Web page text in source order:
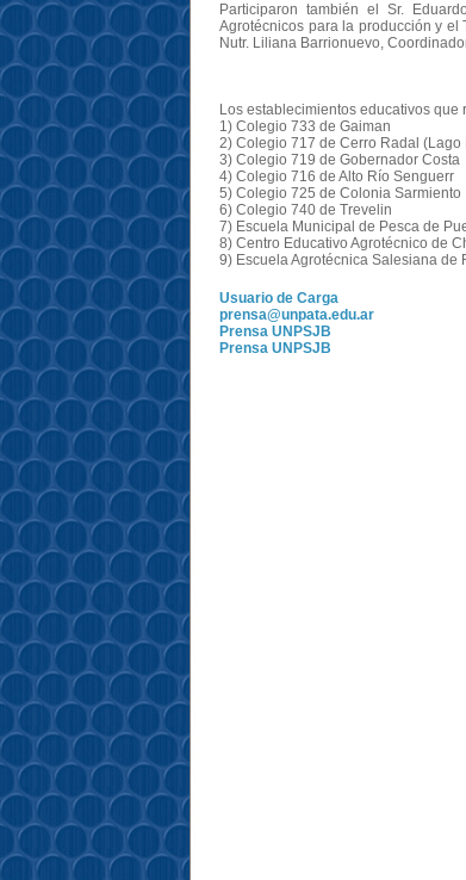
Participaron también el Sr.
Agrotécnicos para la producción y el
Nutr. Liliana Barrionuevo,
Los establecimientos educativos
1) Colegio 733 de Gaiman
2) Colegio 717 de Cerro Radal (Lago
3) Colegio 719 de Gobernador Costa
4) Colegio 716 de Alto Río Senguerr
5) Colegio 725 de Colonia Sarmiento
6) Colegio 740 de Trevelin
7) Escuela Municipal de Pesca de
8) Centro Educativo Agrotécnico de
9) Escuela Agrotécnica Salesiana de
Usuario de Carga
prensa@unpata.edu.ar
Prensa UNPSJB
Prensa UNPSJB